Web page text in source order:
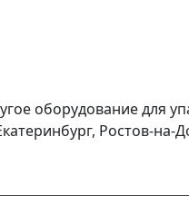
оборудование для
Ростов-